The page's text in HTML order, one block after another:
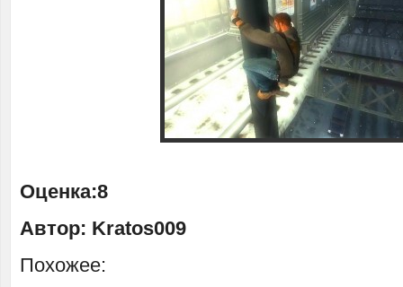
Оценка:8
Автор: Kratos009
Похожее: